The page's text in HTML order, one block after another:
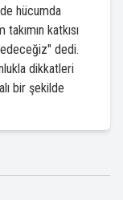
hücumda
katkısı
dedi.
dikkatleri
bir şekilde